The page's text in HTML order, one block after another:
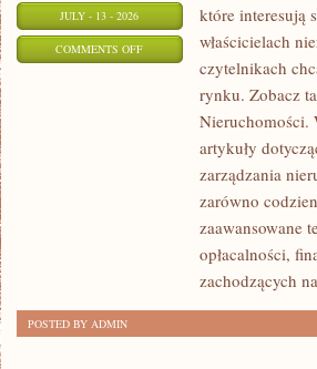
JULY - 13 - 2026
COMMENTS OFFON
NIERUCHOMOŚCI
które interesują
właścicielach
czytelnikach
rynku. Zobacz
Nieruchomości.
artykuły
zarządzania
zarówno
zaawansowane
opłacalności,
zachodzących na
POSTED BY ADMIN